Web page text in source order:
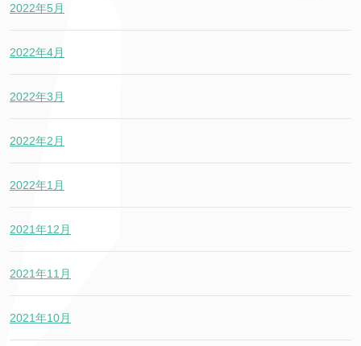
2022年5月
2022年4月
2022年3月
2022年2月
2022年1月
2021年12月
2021年11月
2021年10月